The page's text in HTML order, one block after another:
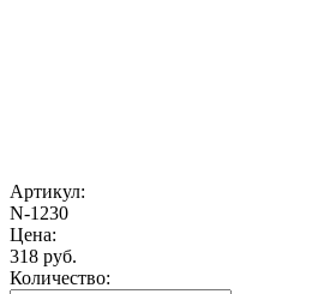
Артикул:
N-1230
Цена:
318 руб.
Количество: